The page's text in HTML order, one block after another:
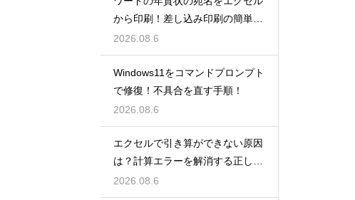
から印刷！差し込み印刷の簡単手
順！
2026.08.6
Windows11をコマンドプロンプト
で修復！不具合を直す手順！
2026.08.6
エクセルで引き算ができない原因
は？計算エラーを解消する正しい
手順
2026.08.6